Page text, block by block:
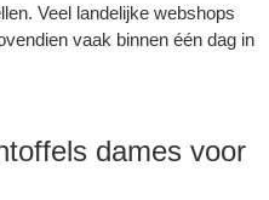
Veel landelijke webshops
vaak binnen één dag in
dames voor